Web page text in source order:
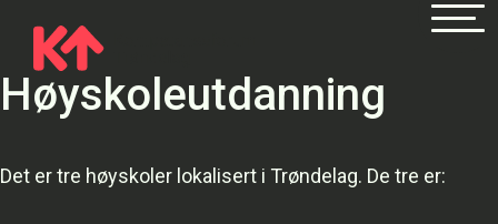
Høyskoleutdanning
Det er tre høyskoler lokalisert i Trøndelag. De tre er: